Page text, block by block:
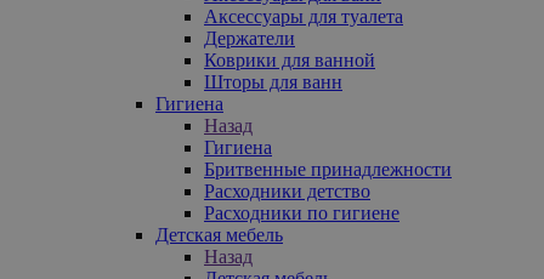
Аксессуары для туалета
Держатели
Коврики для ванной
Шторы для ванн
Гигиена
Назад
Гигиена
Бритвенные принадлежности
Расходники детство
Расходники по гигиене
Детская мебель
Назад